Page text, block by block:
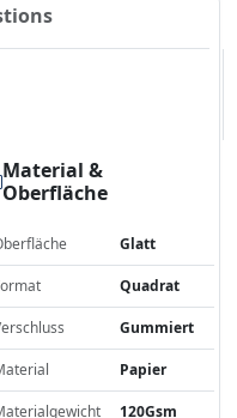
Material &
Oberfläche
Glatt
Quadrat
Gummiert
Papier
120Gsm